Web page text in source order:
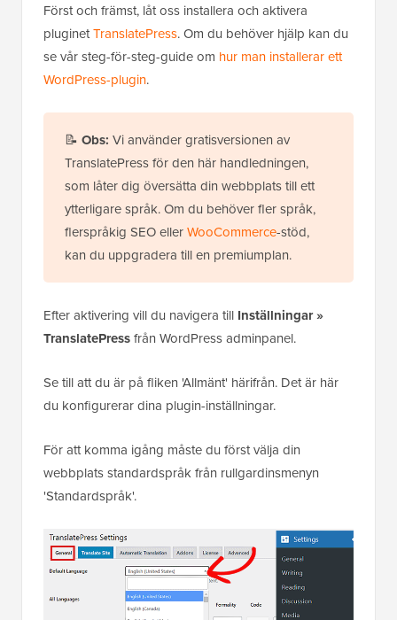
Först och främst, låt oss installera och aktivera
pluginetTranslatePress. Om du behöver hjälp kan du
se vår steg-för-steg-guide om hur man installerar ett
WordPress-plugin.
📝 Obs: Vi använder gratisversionen av
TranslatePress för den här handledningen,
som låter dig översätta din webbplats till ett
ytterligare språk. Om du behöver fler språk,
flerspråkig SEO ellerWooCommerce-stöd,
kan du uppgradera till en premiumplan.
Efter aktivering vill du navigera till Inställningar »
TranslatePressfrån WordPress adminpanel.
Se till att du är på fliken 'Allmänt' härifrån. Det är här
du konfigurerar dina plugin-inställningar.
För att komma igång måste du först välja din
webbplats standardspråk från rullgardinsmenyn
'Standardspråk'.